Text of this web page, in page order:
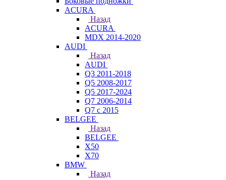
ACURA
Назад
ACURA
MDX 2014-2020
AUDI
Назад
AUDI
Q3 2011-2018
Q5 2008-2017
Q5 2017-2024
Q7 2006-2014
Q7 с 2015
BELGEE
Назад
BELGEE
X50
X70
BMW
Назад